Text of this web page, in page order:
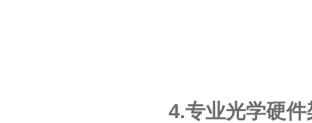
4.专业光学硬